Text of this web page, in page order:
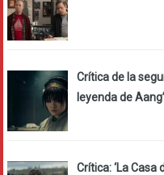
Crítica de la
leyenda de Aang’
Crítica: ‘La Casa